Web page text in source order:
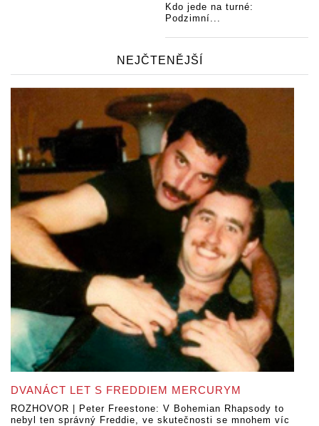
Kdo jede na turné:
Podzimní...
NEJČTENĚJŠÍ
DVANÁCT LET S FREDDIEM MERCURYM
ROZHOVOR | Peter Freestone: V Bohemian Rhapsody to
nebyl ten správný Freddie, ve skutečnosti se mnohem víc